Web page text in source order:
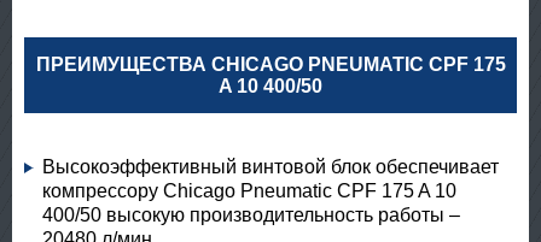
ПРЕИМУЩЕСТВА CHICAGO PNEUMATIC CPF 175
A 10 400/50
Высокоэффективный винтовой блок обеспечивает
компрессору Chicago Pneumatic CPF 175 A 10
400/50 высокую производительность работы –